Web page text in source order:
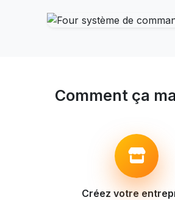
Comment ça
Créez votre